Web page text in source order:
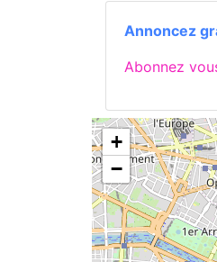
Annoncez
Abonnez
+
−